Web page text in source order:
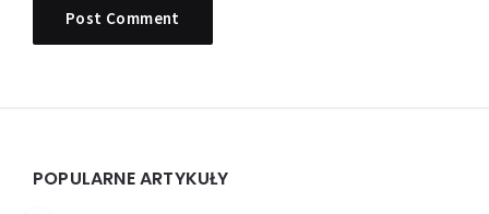
Widgets
POPULARNE ARTYKUŁY